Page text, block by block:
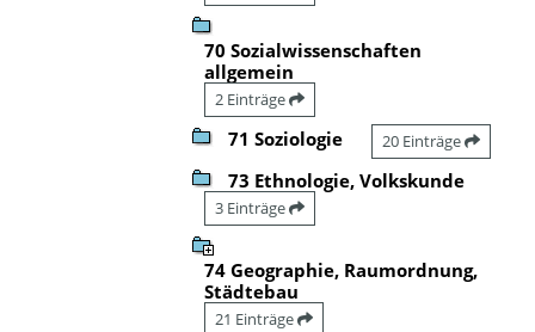
70 Sozialwissenschaften
allgemein
2 Einträge
71 Soziologie 20 Einträge
73 Ethnologie, Volkskunde
3 Einträge
74 Geographie, Raumordnung,
Städtebau
21 Einträge